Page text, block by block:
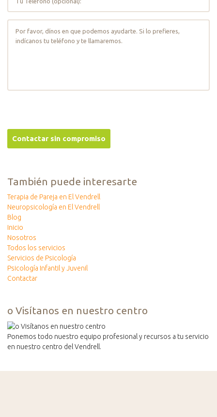
También puede interesarte
Terapia de Pareja en El Vendrell
Neuropsicología en El Vendrell
Blog
Inicio
Nosotros
Todos los servicios
Servicios de Psicología
Psicología Infantil y Juvenil
Contactar
o Visítanos en nuestro centro
Ponemos todo nuestro equipo profesional y recursos a tu servicio
en nuestro centro del Vendrell.